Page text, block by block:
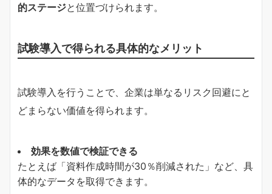
的ステージと位置づけられます。
試験導入で得られる具体的なメリット
試験導入を行うことで、企業は単なるリスク回避にと
どまらない価値を得られます。
効果を数値で検証できる
たとえば「資料作成時間が30％削減された」など、具
体的なデータを取得できます。